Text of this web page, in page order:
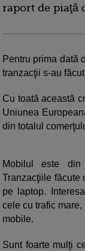
raport de piaţă
Pentru prima dată
tranzacţii s-au
Cu toată această
Uniunea
din totalul
Mobilul este
Tranzacţiile făcute
pe laptop.
cele cu trafic
mobile.
Sunt foarte mulţi